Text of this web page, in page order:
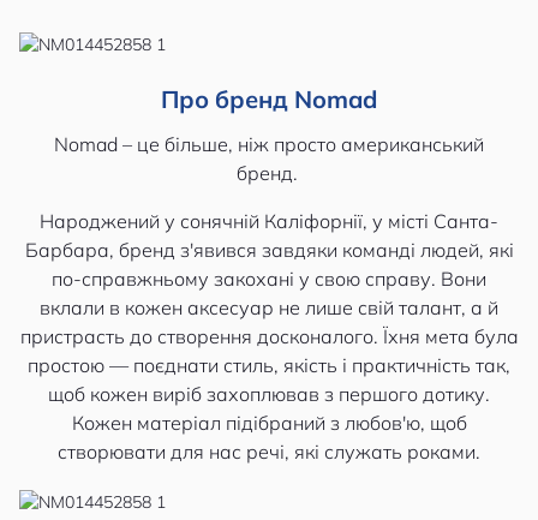
Про бренд Nomad
Nomad – це більше, ніж просто американський
бренд.
Народжений у сонячній Каліфорнії, у місті Санта-
Барбара, бренд з'явився завдяки команді людей, які
по-справжньому закохані у свою справу. Вони
вклали в кожен аксесуар не лише свій талант, а й
пристрасть до створення досконалого. Їхня мета була
простою — поєднати стиль, якість і практичність так,
щоб кожен виріб захоплював з першого дотику.
Кожен матеріал підібраний з любов'ю, щоб
створювати для нас речі, які служать роками.